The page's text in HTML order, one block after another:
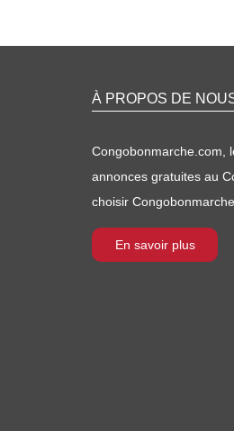
À PROPOS DE
Congobonmarche.com,
annonces gratuites au
choisir
En savoir plus